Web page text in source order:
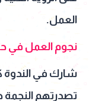
العمل.
نجوم العمل في
شارك في الندوة
تصدرتهم النجمة